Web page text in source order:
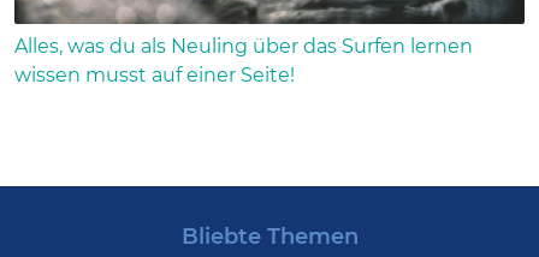
Alles, was du als Neuling über das Surfen lernen
wissen musst auf einer Seite!
Bliebte Themen